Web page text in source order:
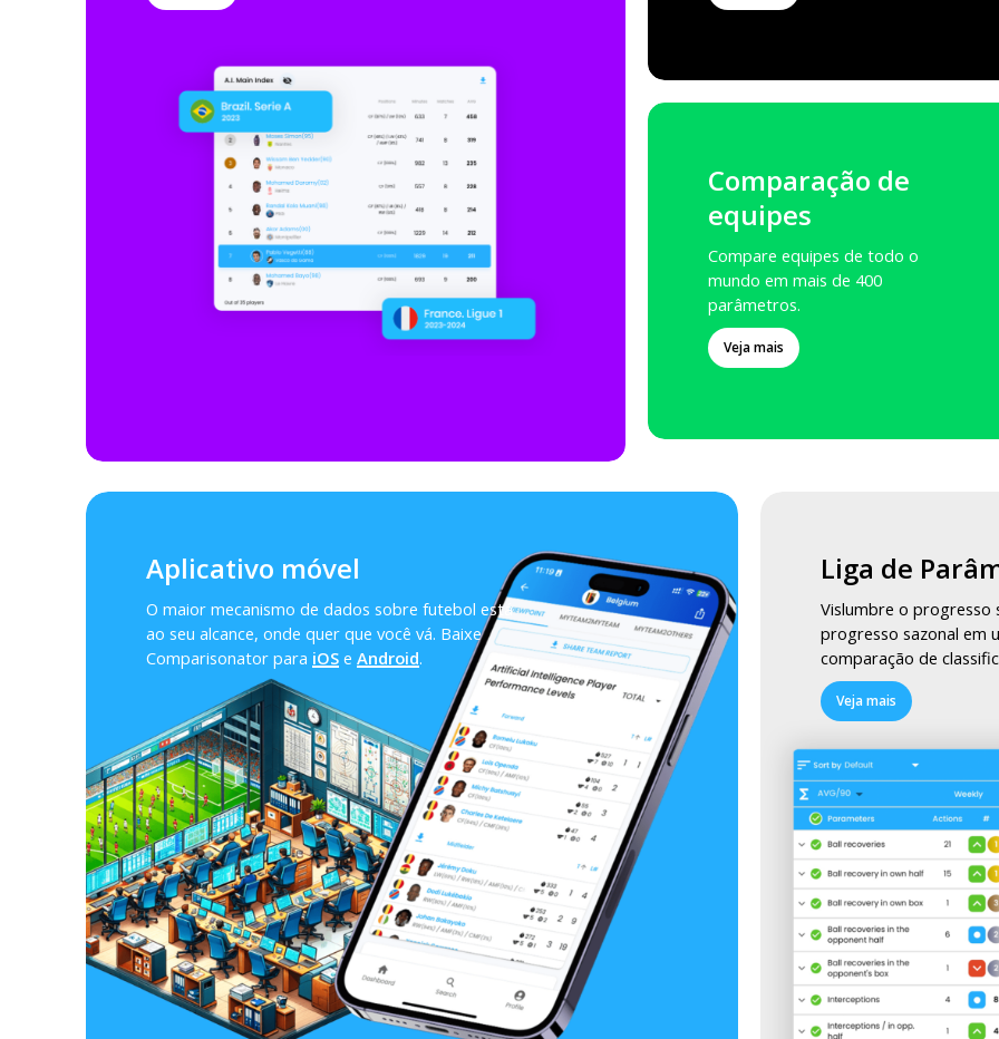
Comparação de
equipes
Compare equipes de todo o
mundo em mais de 400
parâmetros.
Veja mais
Aplicativo móvel
O maior mecanismo de dados sobre futebol está
ao seu alcance, onde quer que você vá. Baixe
Comparisonator para iOSe Android.
Liga de
Vislumbre o progresso
progresso sazonal em
comparação de
Veja mais